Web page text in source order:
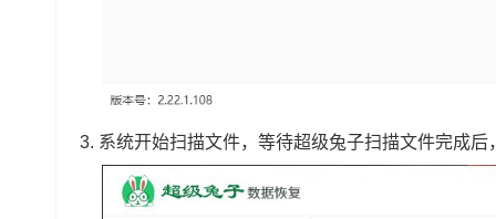
3. 系统开始扫描文件，等待超级兔子扫描文件完成